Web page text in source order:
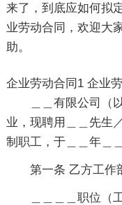
来了，到底应如何拟
业劳动合同，欢迎大
助。
企业劳动合同1
＿＿有限公司（
业，现聘用＿＿先生
制职工，于＿＿年＿
第一条 乙方工作
＿＿＿＿职位（
企业